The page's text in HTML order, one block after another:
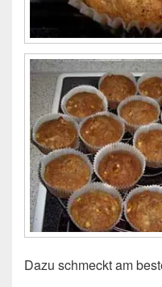
Dazu schmeckt am